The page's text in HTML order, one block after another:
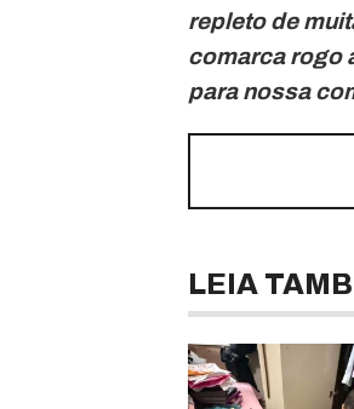
repleto de
comarca rogo
para nossa
LEIA